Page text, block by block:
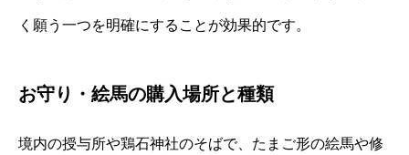
く願う一つを明確にすることが効果的です。
お守り・絵馬の購入場所と種類
境内の授与所や鶏石神社のそばで、たまご形の絵馬や修